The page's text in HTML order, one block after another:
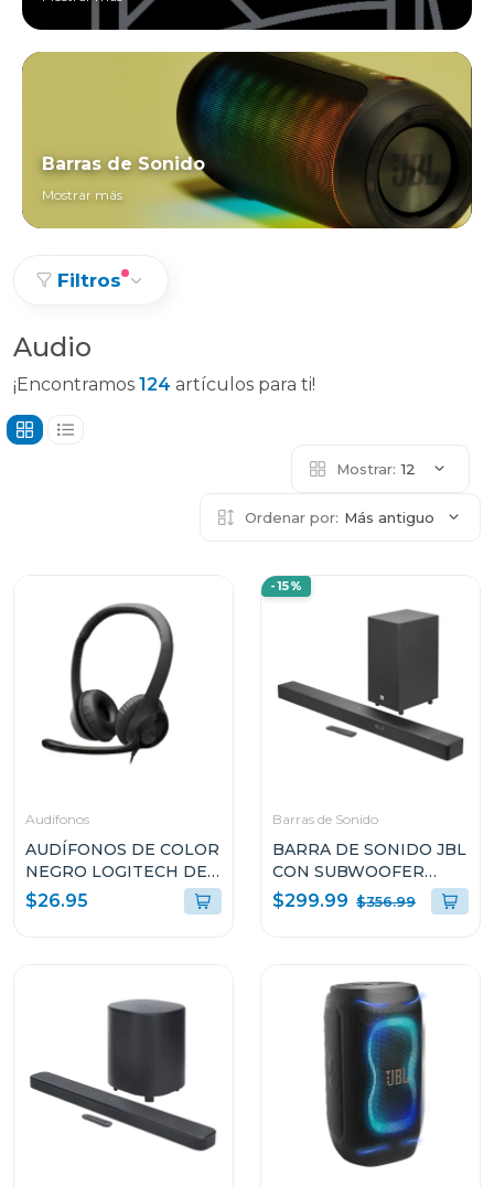
Barras de Sonido
Mostrar más
Filtros
Audio
¡Encontramos 124 artículos para ti!
Mostrar: 12
Ordenar por: Más antiguo
Audifonos
AUDÍFONOS DE COLOR
NEGRO LOGITECH DE
CABLE USB TIPO-C
CON MICROFONO
$26.95
-15%
Barras de Sonido
BARRA DE SONIDO JBL
CON SUBWOOFER
INALAMBRICO DOLBY
ATMOS SB595BLKC
$299.99 $356.99